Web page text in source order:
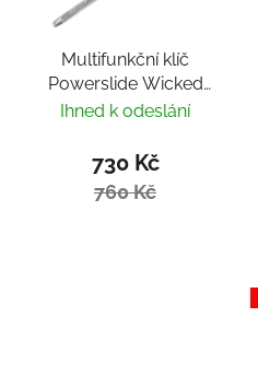
Multifunkční klíč
Powerslide Wicked
Hardcore Tool
Ihned k odeslání
730 Kč
760 Kč